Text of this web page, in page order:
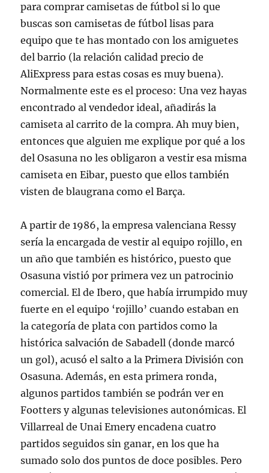
para comprar camisetas de fútbol si lo que
buscas son camisetas de fútbol lisas para
equipo que te has montado con los amiguetes
del barrio (la relación calidad precio de
AliExpress para estas cosas es muy buena).
Normalmente este es el proceso: Una vez hayas
encontrado al vendedor ideal, añadirás la
camiseta al carrito de la compra. Ah muy bien,
entonces que alguien me explique por qué a los
del Osasuna no les obligaron a vestir esa misma
camiseta en Eibar, puesto que ellos también
visten de blaugrana como el Barça.
A partir de 1986, la empresa valenciana Ressy
sería la encargada de vestir al equipo rojillo, en
un año que también es histórico, puesto que
Osasuna vistió por primera vez un patrocinio
comercial. El de Ibero, que había irrumpido muy
fuerte en el equipo ‘rojillo’ cuando estaban en
la categoría de plata con partidos como la
histórica salvación de Sabadell (donde marcó
un gol), acusó el salto a la Primera División con
Osasuna. Además, en esta primera ronda,
algunos partidos también se podrán ver en
Footters y algunas televisiones autonómicas. El
Villarreal de Unai Emery encadena cuatro
partidos seguidos sin ganar, en los que ha
sumado solo dos puntos de doce posibles. Pero